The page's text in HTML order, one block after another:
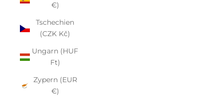
€)
Tschechien
(CZK Kč)
Ungarn (HUF
Ft)
Zypern (EUR
€)